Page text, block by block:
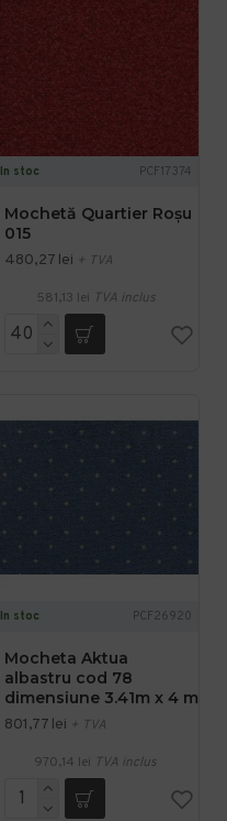
In stoc PCF17374
Mochetă Quartier Roșu
015
480,27 lei + TVA
581,13 lei TVA inclus
In stoc PCF26920
Mocheta Aktua
albastru cod 78
dimensiune 3.41m x 4 m
801,77 lei + TVA
970,14 lei TVA inclus